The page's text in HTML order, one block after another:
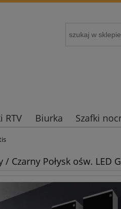
RTV Biurka Szafki
/ Czarny Połysk ośw. LED